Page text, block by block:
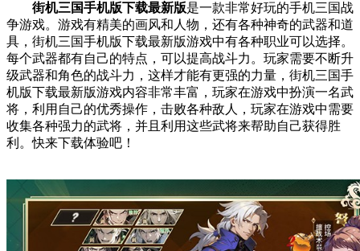
街机三国手机版下载最新版是一款非常好玩的手机三国战
争游戏。游戏有精美的画风和人物，还有各种神奇的武器和道
具，街机三国手机版下载最新版游戏中有各种职业可以选择。
每个武器都有自己的特点，可以提高战斗力。玩家需要不断升
级武器和角色的战斗力，这样才能有更强的力量，街机三国手
机版下载最新版游戏内容非常丰富，玩家在游戏中扮演一名武
将，利用自己的优秀操作，击败各种敌人，玩家在游戏中需要
收集各种强力的武将，并且利用这些武将来帮助自己获得胜
利。快来下载体验吧！